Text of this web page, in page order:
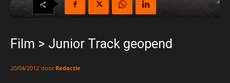
Film > Junior Track geopend
20/04/2012 door Redactie